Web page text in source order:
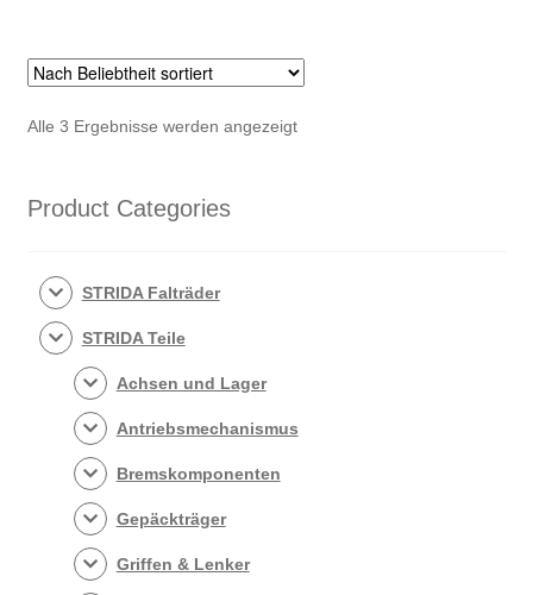
Alle 3 Ergebnisse werden angezeigtNach
Product Categories
STRIDA Falträder
STRIDA Teile
Achsen und Lager
Antriebsmechanismus
Bremskomponenten
Gepäckträger
Griffen & Lenker